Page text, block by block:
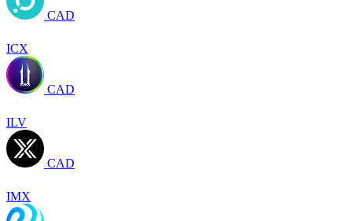
CAD
ICX
CAD
ILV
CAD
IMX